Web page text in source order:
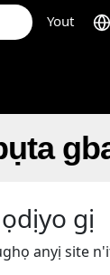
Yout
gị
anyị site